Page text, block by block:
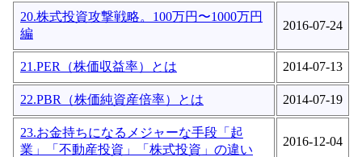
20.株式投資攻撃戦略。100万円〜1000万円
編
2016-07-24
21.PER（株価収益率）とは 2014-07-13
22.PBR（株価純資産倍率）とは 2014-07-19
23.お金持ちになるメジャーな手段「起
業」「不動産投資」「株式投資」の違い
2016-12-04